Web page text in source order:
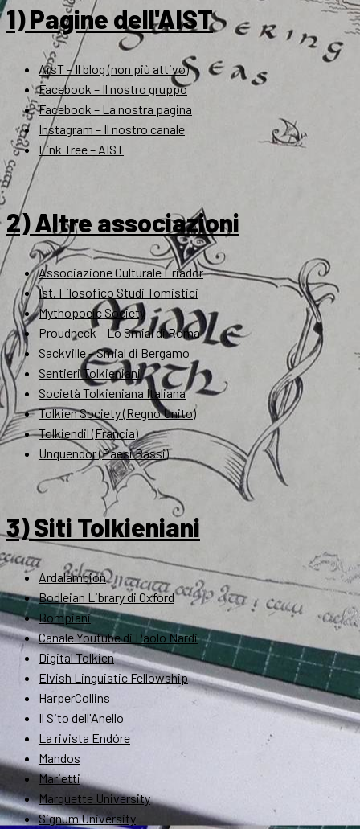
1) Pagine dell'AIST
ArsT – Il blog (non più attivo)
Facebook – Il nostro gruppo
Facebook – La nostra pagina
Instagram – Il nostro canale
Link Tree – AIST
2) Altre associazioni
Associazione Culturale Eriador
Ist. Filosofico Studi Tomistici
Mythopoeic Society
Proudneck – Lo Smial di Roma
Sackville – Smial di Bergamo
Sentieri Tolkieniani
Società Tolkieniana Italiana
Tolkien Society (Regno Unito)
Tolkiendil (Francia)
Unquendor (Paesi Bassi)
3) Siti Tolkieniani
Ardalambion
Bodleian Library di Oxford
Bompiani
Canale Youtube di Paolo Nardi
Digital Tolkien
Elvish Linguistic Fellowship
HarperCollins
Il Sito dell'Anello
La rivista Endóre
Mandos
Marietti
Marquette University
Signum University